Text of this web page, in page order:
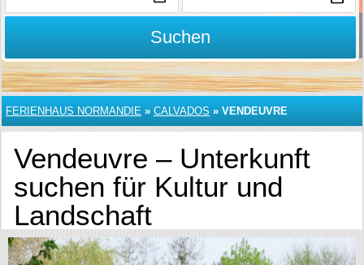
Suchen
FERIENHAUS NORMANDIE » CALVADOS » VENDEUVRE
Vendeuvre – Unterkunft
suchen für Kultur und
Landschaft